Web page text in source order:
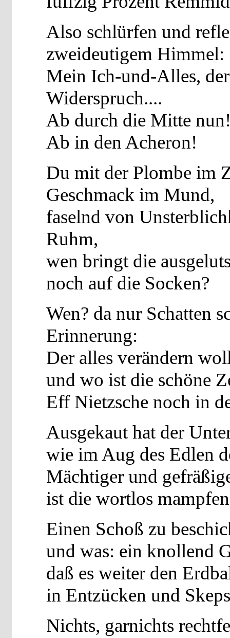
Also schlürfen und
zweideutigem Himmel:
Mein Ich-und-Alles,
Widerspruch....
Ab durch die Mitte
Ab in den Acheron!
Du mit der Plombe im
Geschmack im Mund,
faselnd von
Ruhm,
wen bringt die
noch auf die Socken?
Wen? da nur Schatten
Erinnerung:
Der alles verändern
und wo ist die schöne
Eff Nietzsche noch in
Ausgekaut hat der
wie im Aug des Edlen
Mächtiger und
ist die wortlos
Einen Schoß zu
und was: ein knollend
daß es weiter den
in Entzücken und
Nichts, garnichts